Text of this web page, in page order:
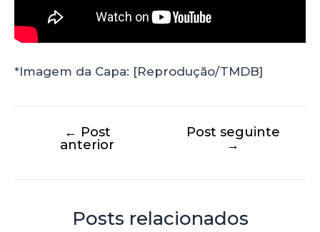
*Imagem da Capa: [Reprodução/TMDB]
← Post
anterior
Post seguinte
→
Posts relacionados